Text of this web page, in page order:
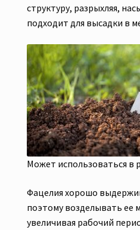
структуру, разрыхляя,
подходит для высадки в
Может использоваться в
Фацелия хорошо
поэтому возделывать ее
увеличивая рабочий